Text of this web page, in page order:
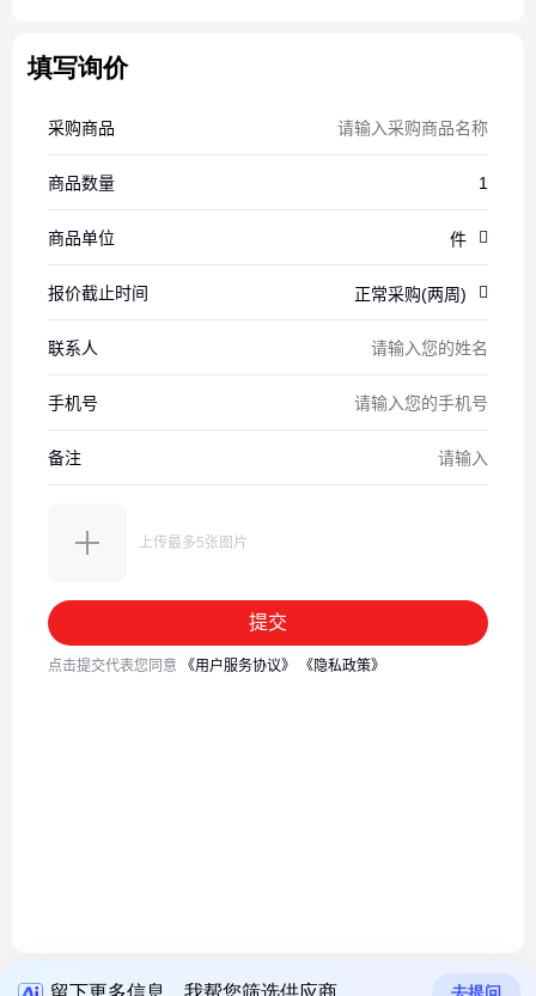
填写询价
留下更多信息，我帮您筛选供应商